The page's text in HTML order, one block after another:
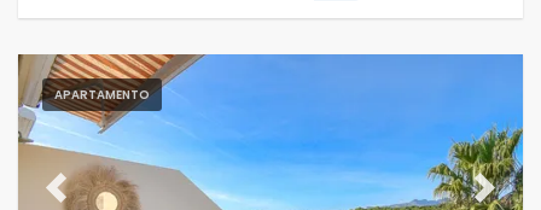
APARTAMENTO
Previous Next